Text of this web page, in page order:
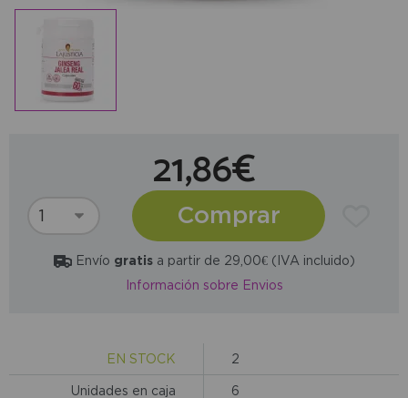
21,86€
Comprar
Envío gratisa partir de 29,00€ (IVA incluido)
Información sobre Envios
EN STOCK 2
Unidades en caja 6